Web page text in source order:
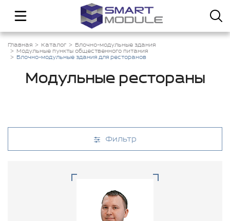
Главная Каталог
Блочно-модульные здания
Модульные пункты общественного питания
Блочно-модульные здания для ресторанов
Модульные рестораны
Фильтр